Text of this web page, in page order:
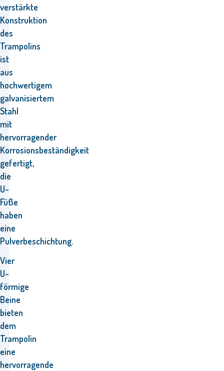
verstärkte
Konstruktion
des
Trampolins
ist
aus
hochwertigem
galvanisiertem
Stahl
mit
hervorragender
Korrosionsbeständigkeit
gefertigt,
die
U-
Füße
haben
eine
Pulverbeschichtung.
Vier
U-
förmige
Beine
bieten
dem
Trampolin
eine
hervorragende